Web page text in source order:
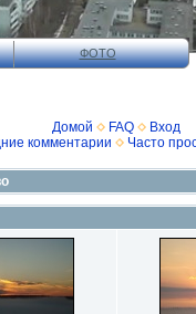
ФОТО
Домой FAQ
Вход
комментарии Часто